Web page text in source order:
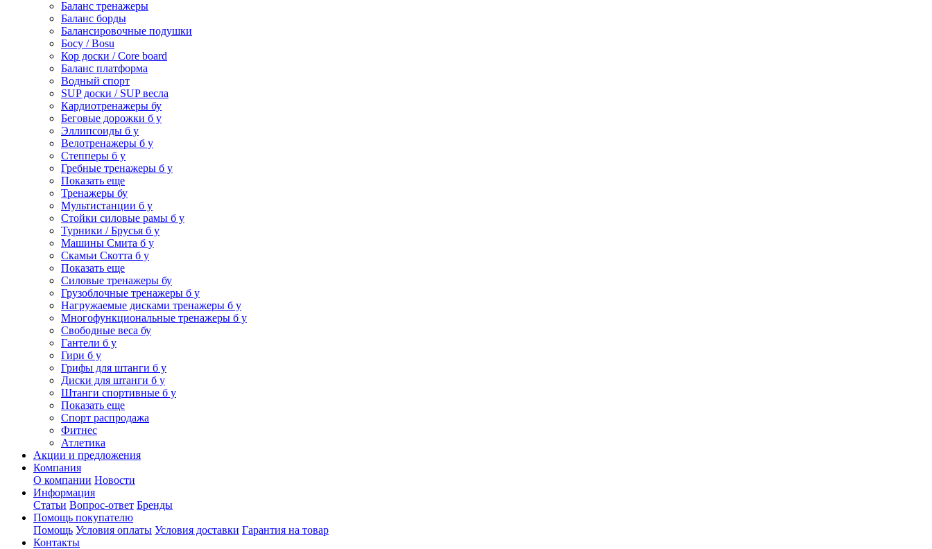
Баланс тренажеры
Баланс борды
Балансировочные подушки
Босу / Bosu
Кор доски / Core board
Баланс платформа
Водный спорт
SUP доски / SUP весла
Кардиотренажеры бу
Беговые дорожки б у
Эллипсоиды б у
Велотренажеры б у
Степперы б у
Гребные тренажеры б у
Показать еще
Тренажеры бу
Мультистанции б у
Стойки силовые рамы б у
Турники / Брусья б у
Машины Смита б у
Скамьи Скотта б у
Показать еще
Силовые тренажеры бу
Грузоблочные тренажеры б у
Нагружаемые дисками тренажеры б у
Многофункциональные тренажеры б у
Свободные веса бу
Гантели б у
Гири б у
Грифы для штанги б у
Диски для штанги б у
Штанги спортивные б у
Показать еще
Спорт распродажа
Фитнес
Атлетика
Акции и предложения
Компания
О компании Новости
Информация
Статьи Вопрос-ответ Бренды
Помощь покупателю
Помощь Условия оплаты Условия доставки Гарантия на товар
Контакты